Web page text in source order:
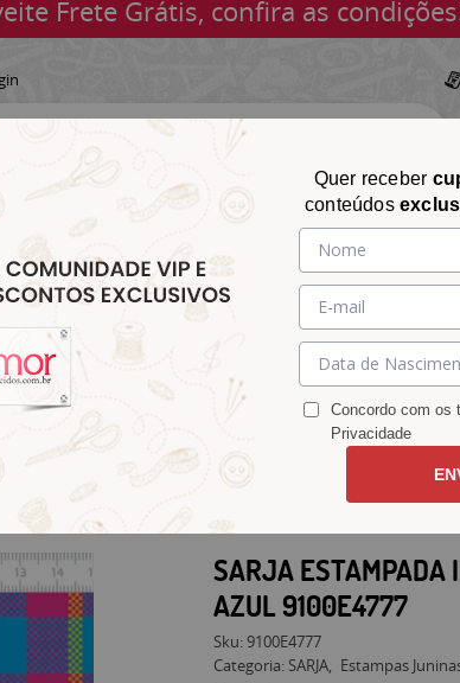
Frete Grátis, confira as
&
TRICÔ
TECIDOS E
AVIAMENTOS
&
ACESSÓRIOS
PARA
DECORAÇÃO
SARJA ESTAMPADA
AZUL 9100E4777
Sku:9100E4777
Categoria: SARJA Estampas
Quer receber
conteúdos
Concordo com os
Privacidade